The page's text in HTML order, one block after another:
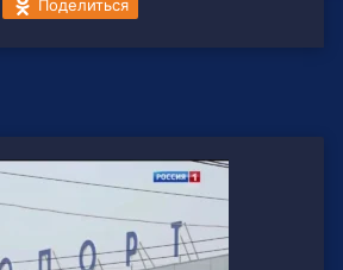
Поделиться